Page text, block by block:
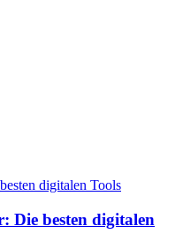
Die besten digitalen